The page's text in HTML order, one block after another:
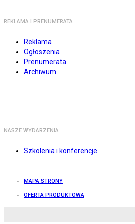
REKLAMA I PRENUMERATA
Reklama
Ogłoszenia
Prenumerata
Archiwum
NASZE WYDARZENIA
Szkolenia i konferencje
MAPA STRONY
OFERTA PRODUKTOWA